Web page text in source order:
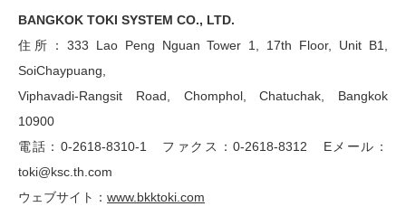
BANGKOK TOKI SYSTEM CO., LTD.
住所：333 Lao Peng Nguan Tower 1, 17th Floor, Unit B1,
SoiChaypuang,
Viphavadi-Rangsit Road, Chomphol, Chatuchak, Bangkok
10900
電話：0-2618-8310-1 ファクス：0-2618-8312 Eメール：
toki@ksc.th.com
ウェブサイト： www.bkktoki.com